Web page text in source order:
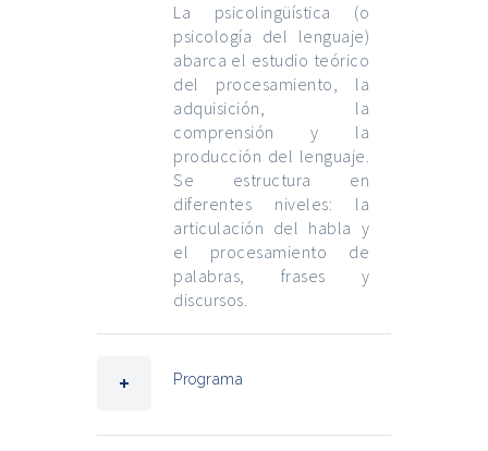
La psicolingüística (o
psicología del lenguaje)
abarca el estudio teórico
del procesamiento, la
adquisición, la
comprensión y la
producción del lenguaje.
Se estructura en
diferentes niveles: la
articulación del habla y
el procesamiento de
palabras, frases y
discursos.
Programa